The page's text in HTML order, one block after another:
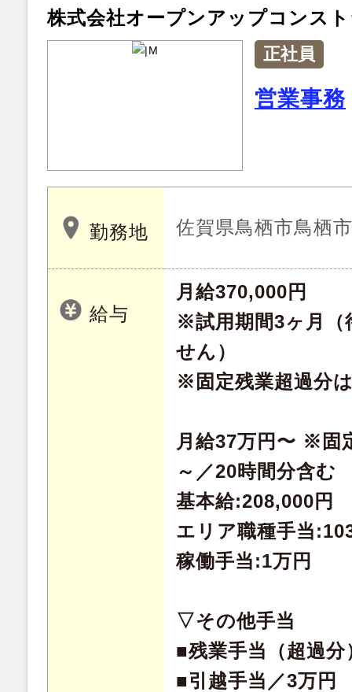
株式会社オープンアップコンス
正社員
営業事務
勤務地 佐賀県鳥栖市鳥栖市
給与
月給370,000円
※試用期間3ヶ月（
せん）
※固定残業超過分
月給37万円〜 ※固
～／20時間分含む
基本給:208,000円
エリア職種手当
稼働手当:1万円
▽その他手当
■残業手当（超過分
■引越手当／3万円